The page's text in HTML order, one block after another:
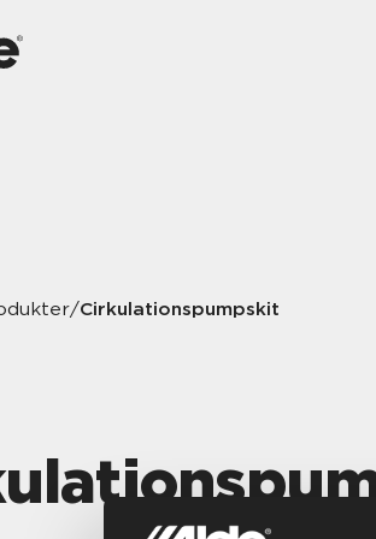
/Cirkulationspumpskit